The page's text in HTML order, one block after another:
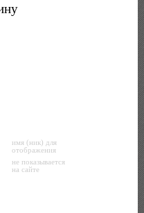
имя (ник) для
отображения
не показывается
на сайте